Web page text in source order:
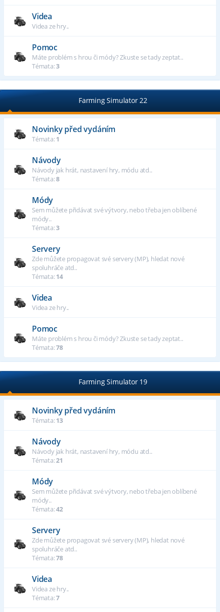
Videa
Videa ze hry..
Pomoc
Máte problém s hrou či módy? Zkuste se tady zeptat..
Témata:3
Farming Simulator 22
Novinky před vydáním
Témata:1
Návody
Návody jak hrát, nastavení hry, módu atd..
Témata:8
Módy
Sem můžete přidávat své výtvory, nebo třeba jen oblíbené
módy..
Témata:3
Servery
Zde můžete propagovat své servery (MP), hledat nové
spoluhráče atd..
Témata:14
Videa
Videa ze hry..
Pomoc
Máte problém s hrou či módy? Zkuste se tady zeptat..
Témata:78
Farming Simulator 19
Novinky před vydáním
Témata:13
Návody
Návody jak hrát, nastavení hry, módu atd..
Témata:21
Módy
Sem můžete přidávat své výtvory, nebo třeba jen oblíbené
módy..
Témata:42
Servery
Zde můžete propagovat své servery (MP), hledat nové
spoluhráče atd..
Témata:78
Videa
Videa ze hry..
Témata:7